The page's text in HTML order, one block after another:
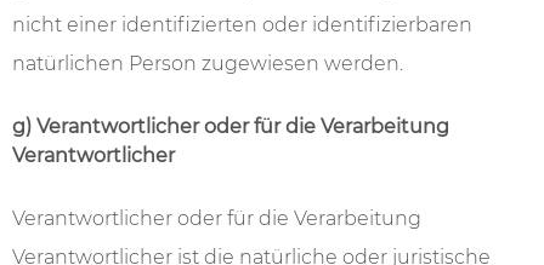
nicht einer identifizierten oder identifizierbaren
natürlichen Person zugewiesen werden.
g) Verantwortlicher oder für die Verarbeitung
Verantwortlicher
Verantwortlicher oder für die Verarbeitung
Verantwortlicher ist die natürliche oder juristische